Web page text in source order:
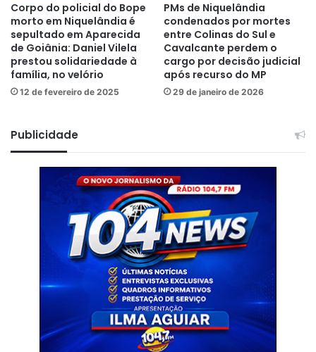
Corpo do policial do Bope
morto em Niquelândia é
sepultado em Aparecida
de Goiânia: Daniel Vilela
prestou solidariedade à
família, no velório
12 de fevereiro de 2025
PMs de Niquelândia
condenados por mortes
entre Colinas do Sul e
Cavalcante perdem o
cargo por decisão judicial
após recurso do MP
29 de janeiro de 2026
Publicidade